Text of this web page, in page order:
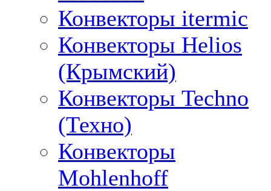
Конвекторы itermic
Конвекторы Helios
(Крымский)
Конвекторы Techno
(Техно)
Конвекторы
Mohlenhoff